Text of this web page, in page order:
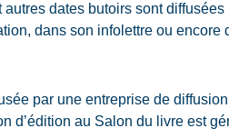
autres dates butoirs sont
dans son infolettre ou encore
par une entreprise de
d’édition au Salon du livre est